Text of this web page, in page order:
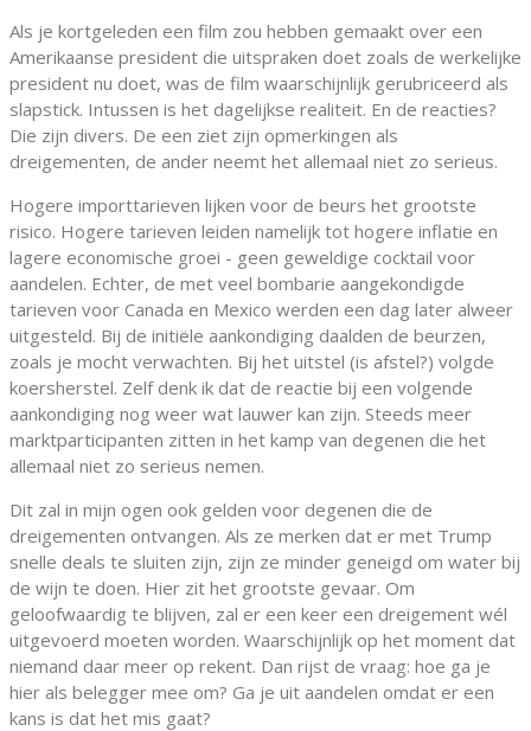
Als je kortgeleden een film zou hebben gemaakt over een
Amerikaanse president die uitspraken doet zoals de werkelijke
president nu doet, was de film waarschijnlijk gerubriceerd als
slapstick. Intussen is het dagelijkse realiteit. En de reacties?
Die zijn divers. De een ziet zijn opmerkingen als
dreigementen, de ander neemt het allemaal niet zo serieus.
Hogere importtarieven lijken voor de beurs het grootste
risico. Hogere tarieven leiden namelijk tot hogere inflatie en
lagere economische groei - geen geweldige cocktail voor
aandelen. Echter, de met veel bombarie aangekondigde
tarieven voor Canada en Mexico werden een dag later alweer
uitgesteld. Bij de initiële aankondiging daalden de beurzen,
zoals je mocht verwachten. Bij het uitstel (is afstel?) volgde
koersherstel. Zelf denk ik dat de reactie bij een volgende
aankondiging nog weer wat lauwer kan zijn. Steeds meer
marktparticipanten zitten in het kamp van degenen die het
allemaal niet zo serieus nemen.
Dit zal in mijn ogen ook gelden voor degenen die de
dreigementen ontvangen. Als ze merken dat er met Trump
snelle deals te sluiten zijn, zijn ze minder geneigd om water bij
de wijn te doen. Hier zit het grootste gevaar. Om
geloofwaardig te blijven, zal er een keer een dreigement wél
uitgevoerd moeten worden. Waarschijnlijk op het moment dat
niemand daar meer op rekent. Dan rijst de vraag: hoe ga je
hier als belegger mee om? Ga je uit aandelen omdat er een
kans is dat het mis gaat?